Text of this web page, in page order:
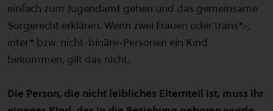
einfach zum Jugendamt gehen und das gemeinsame
Sorgerecht erklären. Wenn zwei Frauen oder trans*-,
inter* bzw. nicht-binäre-Personen ein Kind
bekommen, gilt das nicht.
Die Person, die nicht leibliches Elternteil ist, muss ihr